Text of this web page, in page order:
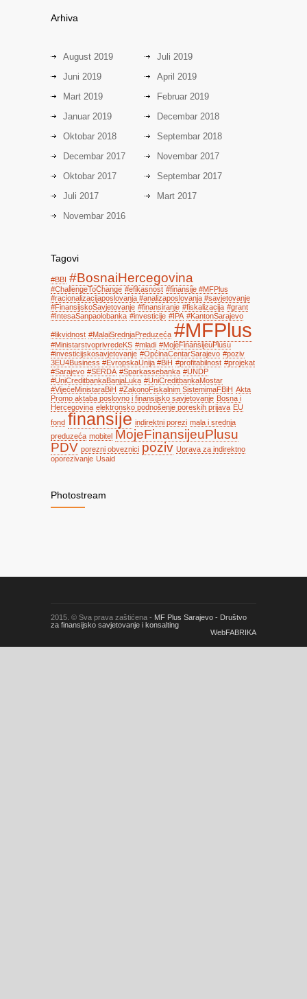
Arhiva
August 2019
Juli 2019
Juni 2019
April 2019
Mart 2019
Februar 2019
Januar 2019
Decembar 2018
Oktobar 2018
Septembar 2018
Decembar 2017
Novembar 2017
Oktobar 2017
Septembar 2017
Juli 2017
Mart 2017
Novembar 2016
Tagovi
#BBI #BosnaiHercegovina
#ChallengeToChange #efikasnost #finansije #MFPlus
#racionalizacijaposlovanja #analizaposlovanja #savjetovanje
#FinansijskoSavjetovanje #finansiranje #fiskalizacija #grant
#IntesaSanpaolobanka #investicije #IPA #KantonSarajevo
#likvidnost #MalaiSrednjaPreduzeća #MFPlus
#MinistarstvoprivredeKS #mladi #MojeFinansijeuPlusu
#investicijskosavjetovanje #OpćinaCentarSarajevo #poziv
3EU4Business #EvropskaUnija #BiH #profitabilnost #projekat
#Sarajevo #SERDA #Sparkassebanka #UNDP
#UniCreditbankaBanjaLuka #UniCreditbankaMostar
#VijećeMinistaraBiH #ZakonoFiskalnim SistemimaFBiH Akta
Promo aktaba poslovno i finansijsko savjetovanje Bosna i
Hercegovina elektronsko podnošenje poreskih prijava EU
fond finansije indirektni porezi mala i srednja
preduzeća mobitel MojeFinansijeuPlusu
PDV porezni obveznici poziv Uprava za indirektno
oporezivanje Usaid
Photostream
2015. © Sva prava zaštićena - MF Plus Sarajevo - Društvo
za finansijsko savjetovanje i konsalting
WebFABRIKA